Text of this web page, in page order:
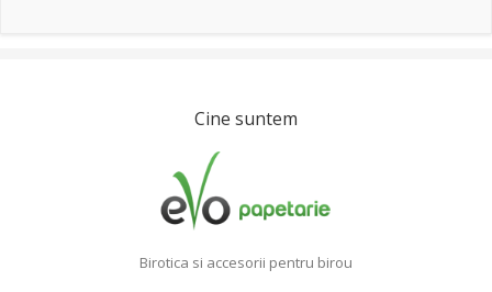
Cine suntem
Birotica si accesorii pentru birou